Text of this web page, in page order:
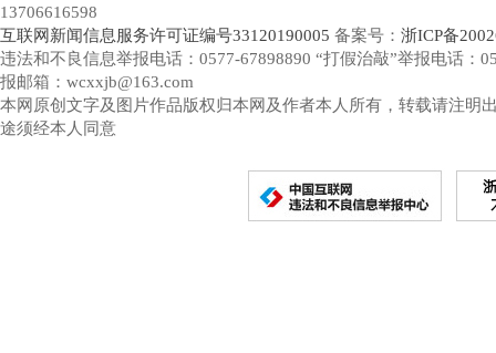
13706616598
互联网新闻信息服务许可证编号33120190005 备案号： 浙ICP备
违法和不良信息举报电话：0577-67898890 “打假治敲”举报电话：
报邮箱：wcxxjb@163.com
本网原创文字及图片作品版权归本网及作者本人所有，转载请注明
途须经本人同意